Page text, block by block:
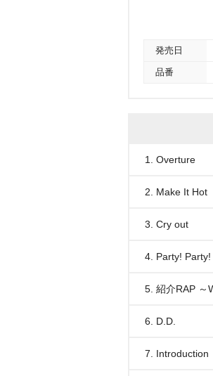
発売日
品番
1. Overture
2. Make It Hot
3. Cry out
4. Party! Party!
5. 紹介RAP ～
6. D.D.
7. Introduction